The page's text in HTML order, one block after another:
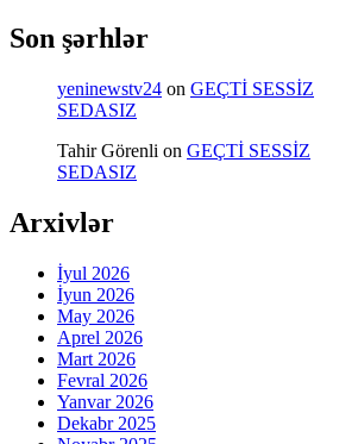
Son şərhlər
yeninewstv24 on GEÇTİ SESSİZ
SEDASIZ
Tahir Görenli on GEÇTİ SESSİZ
SEDASIZ
Arxivlər
İyul 2026
İyun 2026
May 2026
Aprel 2026
Mart 2026
Fevral 2026
Yanvar 2026
Dekabr 2025